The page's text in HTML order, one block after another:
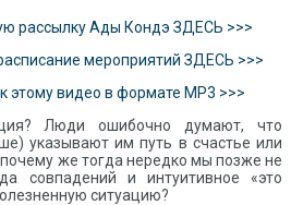
рассылку Ады Кондэ ЗДЕСЬ >>>
мероприятий ЗДЕСЬ >>>
этому видео в формате MP3 >>>
Люди ошибочно думают, что
указывают им путь в счастье или
же тогда нередко мы позже не
совпадений и интуитивное «это
ситуацию?